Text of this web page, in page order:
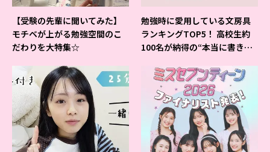
【受験の先輩に聞いてみた】
モチベが上がる勉強空間のこ
だわりを大特集☆
勉強時に愛用している文房具
ランキングTOP5！ 高校生約
100名が納得の“本当に書きや